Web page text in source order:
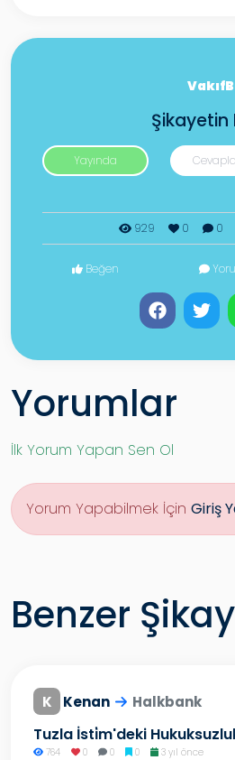
Şikayetin
Yayında
929 0 0
Beğen
Yorumlar
İlk Yorum Yapan Sen Ol
Yorum Yapabilmek İçin Giriş
Benzer
K Kenan Halkbank
Tuzla İsti̇m'deki
764 0 0 0 3 yıl önce